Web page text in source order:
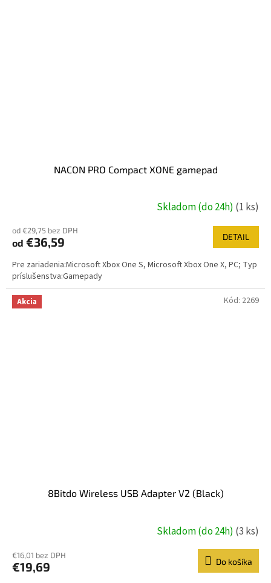
NACON PRO Compact XONE gamepad
Skladom (do 24h) (1 ks)
od €29,75 bez DPH
od €36,59 DETAIL
Pre zariadenia:Microsoft Xbox One S, Microsoft Xbox One X, PC; Typ
príslušenstva:Gamepady
Akcia
8Bitdo Wireless USB Adapter V2 (Black)
Skladom (do 24h) (3 ks)
€16,01 bez DPH
€19,69 Do košíka
Kód: 2269